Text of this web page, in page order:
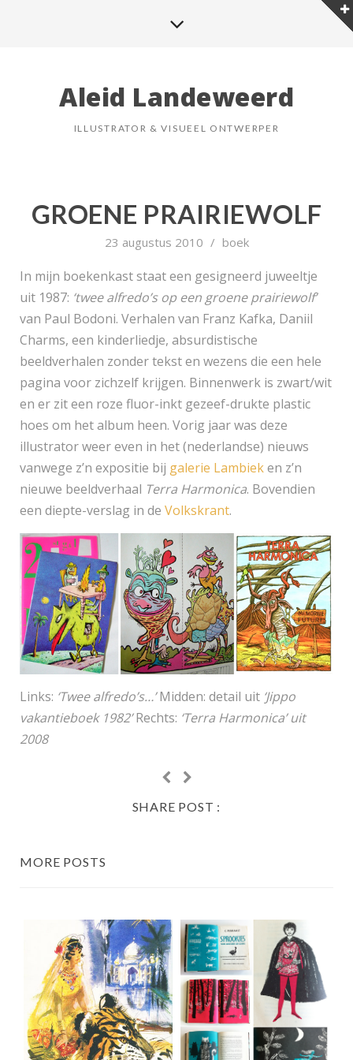
Aleid Landeweerd
ILLUSTRATOR & VISUEEL ONTWERPER
GROENE PRAIRIEWOLF
23 augustus 2010 / boek
In mijn boekenkast staat een gesigneerd juweeltje
uit 1987: ‘twee alfredo’s op een groene prairiewolf’
van Paul Bodoni. Verhalen van Franz Kafka, Daniil
Charms, een kinderliedje, absurdistische
beeldverhalen zonder tekst en wezens die een hele
pagina voor zichzelf krijgen. Binnenwerk is zwart/wit
en er zit een roze fluor-inkt gezeef-drukte plastic
hoes om het album heen. Vorig jaar was deze
illustrator weer even in het (nederlandse) nieuws
vanwege z’n expositie bij galerie Lambieken z’n
nieuwe beeldverhaal Terra Harmonica. Bovendien
een diepte-verslag in deVolkskrant.
Links: ‘Twee alfredo’s…’Midden: detail uit ‘Jippo
vakantieboek 1982’Rechts: ‘Terra Harmonica’ uit
2008
SHARE POST :
MORE POSTS